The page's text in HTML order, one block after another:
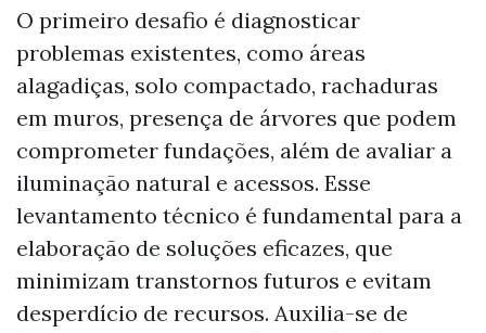
O primeiro desafio é diagnosticar
problemas existentes, como áreas
alagadiças, solo compactado, rachaduras
em muros, presença de árvores que podem
comprometer fundações, além de avaliar a
iluminação natural e acessos. Esse
levantamento técnico é fundamental para a
elaboração de soluções eficazes, que
minimizam transtornos futuros e evitam
desperdício de recursos. Auxilia-se de